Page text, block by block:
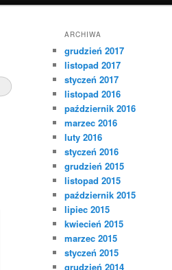
ARCHIWA
grudzień 2017
listopad 2017
styczeń 2017
listopad 2016
październik 2016
marzec 2016
luty 2016
styczeń 2016
grudzień 2015
listopad 2015
październik 2015
lipiec 2015
kwiecień 2015
marzec 2015
styczeń 2015
grudzień 2014